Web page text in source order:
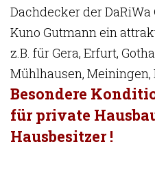
Dachdecker der
Kuno Gutmann ein
z.B. für Gera, Erfurt,
Mühlhausen, Meiningen,
Besondere
für private
Hausbesitzer !